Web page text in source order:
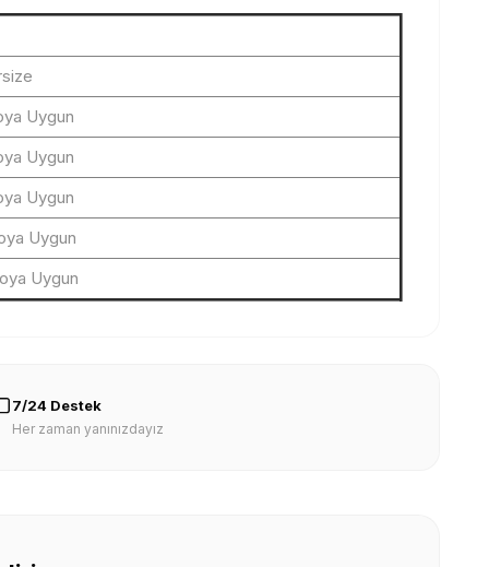
Uygun
Uygun
Uygun
Uygun
Uygun
7/24 Destek
Her zaman yanınızdayız